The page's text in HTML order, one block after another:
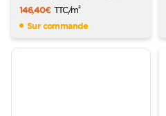
146,40€ TTC/m2
Sur commande